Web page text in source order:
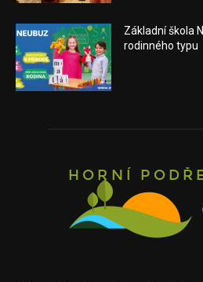
Základní škola
rodinného typu